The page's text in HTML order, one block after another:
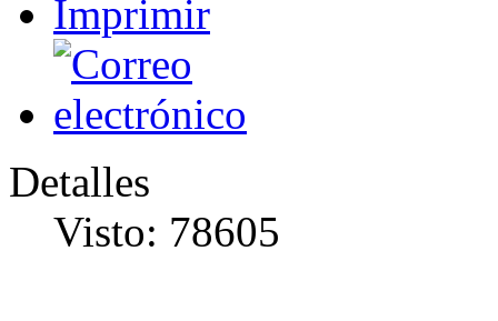
Detalles
Visto: 78605